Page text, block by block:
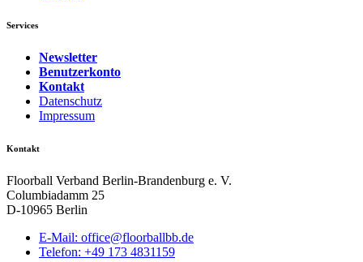
Services
Newsletter
Benutzerkonto
Kontakt
Datenschutz
Impressum
Kontakt
Floorball Verband Berlin-Brandenburg e. V.
Columbiadamm 25
D-10965 Berlin
E-Mail: ed.bbllabroolf@eciffo
Telefon: +49 173 4831159